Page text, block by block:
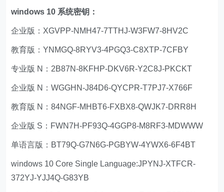
windows 10 系统密钥：
企业版：XGVPP-NMH47-7TTHJ-W3FW7-8HV2C
教育版：YNMGQ-8RYV3-4PGQ3-C8XTP-7CFBY
专业版 N：2B87N-8KFHP-DKV6R-Y2C8J-PKCKT
企业版 N：WGGHN-J84D6-QYCPR-T7PJ7-X766F
教育版 N：84NGF-MHBT6-FXBX8-QWJK7-DRR8H
企业版 S：FWN7H-PF93Q-4GGP8-M8RF3-MDWWW
单语言版：BT79Q-G7N6G-PGBYW-4YWX6-6F4BT
windows 10 Core Single Language:JPYNJ-XTFCR-
372YJ-YJJ4Q-G83YB